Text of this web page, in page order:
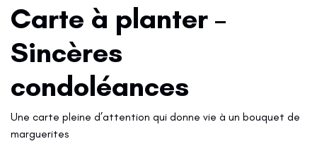
Carte à planter –
Sincères
condoléances
Une carte pleine d’attention qui donne vie à un bouquet de
marguerites